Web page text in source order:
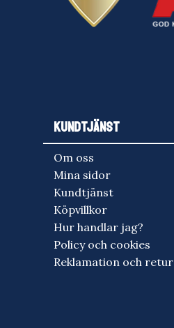
KUNDTJÄNST
Om oss
Mina sidor
Kundtjänst
Köpvillkor
Hur handlar jag?
Policy och cookies
Reklamation och retur